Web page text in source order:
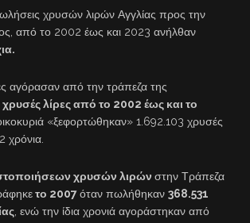
χρυσών λιρών Αγγλίας προς την
από το 2002 έως και 2023 ανήλθαν
αγόρασαν από την τράπεζα της
λίρες από το 2002 έως και το
«ξεφορτώθηκαν» 1.692.103 χρυσές
χρόνια.
χρυσών λιρών στην Τράπεζα
το 2007όταν πωλήθηκαν 368.531
, ενώ την ίδια χρονιά αγοράστηκαν από